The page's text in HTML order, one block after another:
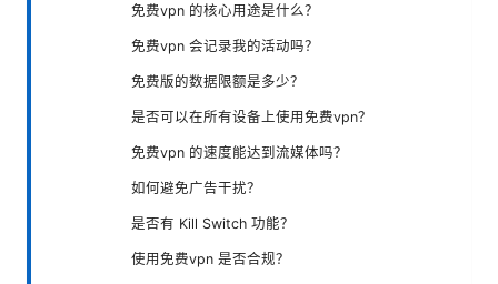
免费vpn 的核心用途是什么？
免费vpn 会记录我的活动吗？
免费版的数据限额是多少？
是否可以在所有设备上使用免费vpn？
免费vpn 的速度能达到流媒体吗？
如何避免广告干扰？
是否有 Kill Switch 功能？
使用免费vpn 是否合规？